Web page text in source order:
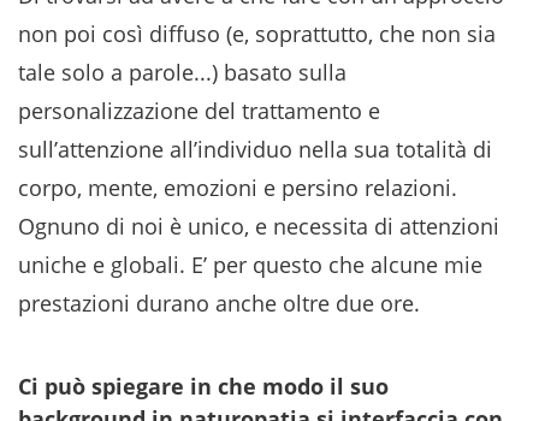
non poi così diffuso (e, soprattutto, che non sia
tale solo a parole...) basato sulla
personalizzazione del trattamento e
sull’attenzione all’individuo nella sua totalità di
corpo, mente, emozioni e persino relazioni.
Ognuno di noi è unico, e necessita di attenzioni
uniche e globali. E’ per questo che alcune mie
prestazioni durano anche oltre due ore.
Ci può spiegare in che modo il suo